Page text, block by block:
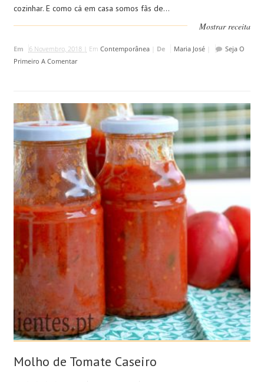
cozinhar. E como cá em casa somos fãs de...
Mostrar receita
Em 6 Novembro, 2018 | Em Contemporânea| De Maria José|
Seja O
Primeiro A Comentar
Molho de Tomate Caseiro